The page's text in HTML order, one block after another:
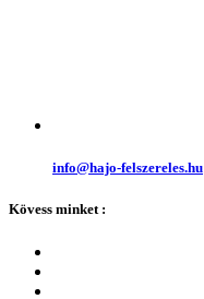
info@hajo-felszereles.hu
Kövess minket :